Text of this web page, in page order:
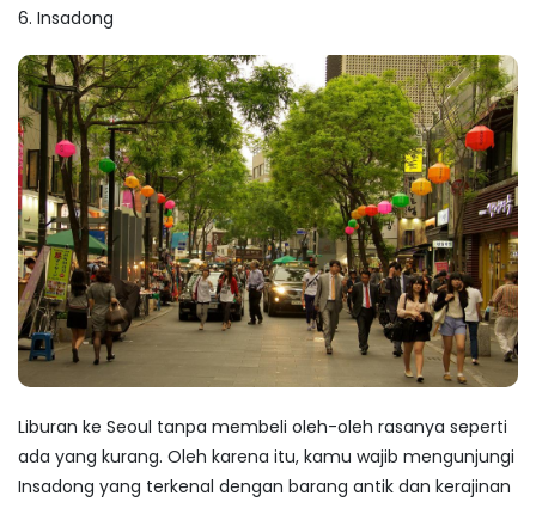
6. Insadong
Liburan ke Seoul tanpa membeli oleh-oleh rasanya seperti
ada yang kurang. Oleh karena itu, kamu wajib mengunjungi
Insadong yang terkenal dengan barang antik dan kerajinan